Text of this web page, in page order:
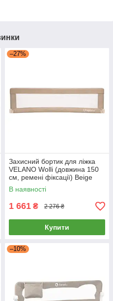
–27%
Захисний бортик для ліжка
VELANO Wolli (довжина 150
см, ремені фіксації) Beige
Бежевий
В наявності
1 661 ₴ 2 276 ₴
Купити
–10%